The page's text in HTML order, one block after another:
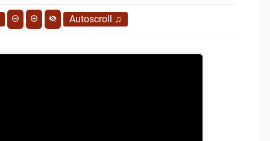
Autoscroll ♫